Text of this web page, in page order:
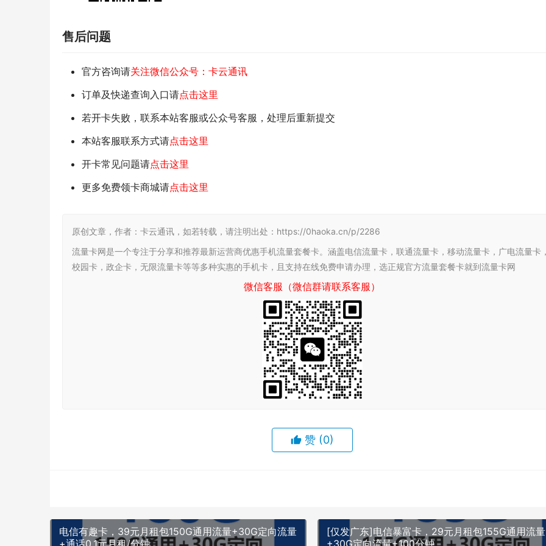
售后问题
官方咨询请关注微信公众号：卡云通讯
订单及快递查询入口请点击这里
若开卡失败，联系本站客服或公众号客服，处理后重新提交
本站客服联系方式请点击这里
开卡常见问题请点击这里
更多免费领卡商城请点击这里
原创文章，作者：卡云通讯，如若转载，请注明出处：https://0haoka.cn/p/2286
流量卡网是一个专注于分享和推荐最新运营商优惠手机流量套餐卡。涵盖电信流量卡，联通流量卡，移动流量卡，广电流量卡
校园卡，政企卡，无限流量卡等等多种实惠的手机卡，且支持在线免费申请办理，选正规官方流量套餐卡就到流量卡网
微信客服（微信群请联系客服）
赞 (0)
电信有趣卡，39元月租包150G通用流量+30G定向流量
+通话0.1元月租/分钟
[仅发广东]电信暴富卡，29元月租包155G通用流量
+30G定向流量+100分钟